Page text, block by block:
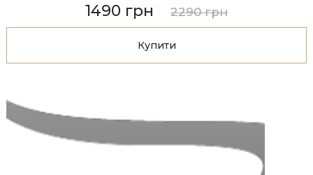
1490 грн 2290 грн
Купити